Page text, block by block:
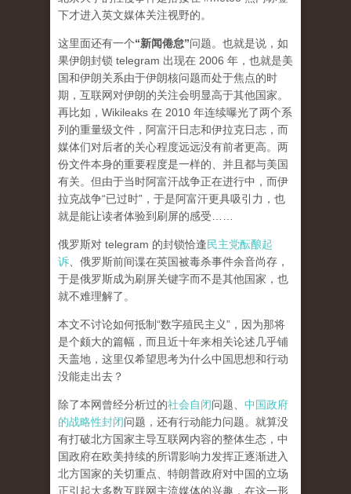
下才进入英文媒体关注视野的。
这里面还有一个“新闻倦怠”问题。也就是说，如
果伊朗封锁 telegram 出现在 2006 年，也就是美
国和伊朗关系由于伊朗核问题而处于焦点的时
期，互联网对伊朗的关注会明显高于其他国家。
再比如，Wikileaks 在 2010 年连续曝光了两个系
列的重量级文件，阿富汗日志和伊拉克日志，而
媒体们对后者的关心程度远远没有前者更高。两
份文件本身的重要程度是一样的、并且都与美国
有关。但由于当时阿富汗战争正在进行中，而伊
拉克战争“已过时”，于是阿富汗更具吸引力，也
就是能让读者体验到刷屏的感受……
俄罗斯对 telegram 的封锁恰逢民主党酝酿起
诉 、俄罗斯前间谍在英国被毒杀事件余音尚存，
于是俄罗斯成为刷屏关键字而不是其他国家，也
就不难理解了。
本文不讨论如何抵制“数字殖民主义”，因为那将
是个颇大的篇幅，而且近十年来相关论述几乎铺
天盖地，这里仅希望思考为什么中国思想和行动
没能走出去？
除了本网曾经分析过的社会自闭问题、 中国政府
的战略性封闭问题，还有行动能力问题。就算没
有打破北方国家主导互联网内容的整体生态，中
国政府在欧美持续的所谓影响力发挥正逐渐进入
北方国家的关切重点、特朗普政府对中国的立场
正引起大多数互联网主流媒体的兴趣，在这一形